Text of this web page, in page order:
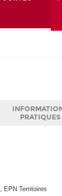
PRATIQUES
EPN Territoires